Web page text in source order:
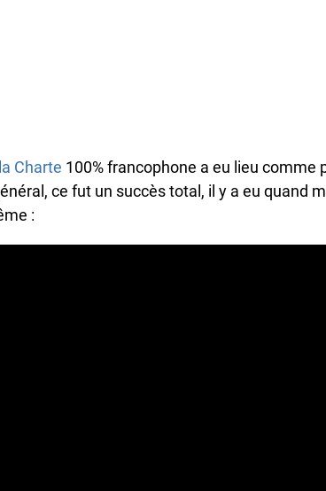
Charte100% francophone a eu lieu comme
ce fut un succès total, il y a eu quand
: